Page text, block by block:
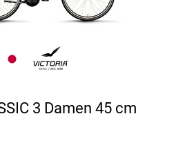
3 Damen 45 cm